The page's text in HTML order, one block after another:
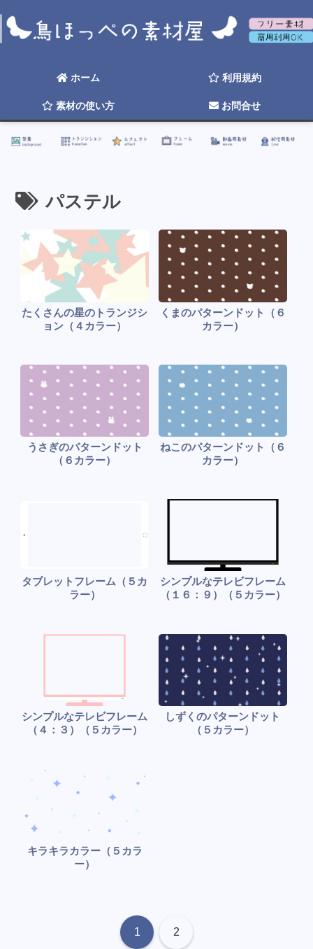
ホーム 利用規約
素材の使い方 お問合せ
☆ 2026年そろそろ更新したい ☆
パステル
たくさんの星のトランジシ
ョン（４カラー）
くまのパターンドット（６
カラー）
うさぎのパターンドット
（６カラー）
ねこのパターンドット（６
カラー）
タブレットフレーム（５カ
ラー）
シンプルなテレビフレーム
（１６：９）（５カラー）
シンプルなテレビフレーム
（４：３）（５カラー）
しずくのパターンドット
（５カラー）
キラキラカラー（５カラ
ー）
1 2
トランジション エフェクト フレーム 動画用素材 配信用素材